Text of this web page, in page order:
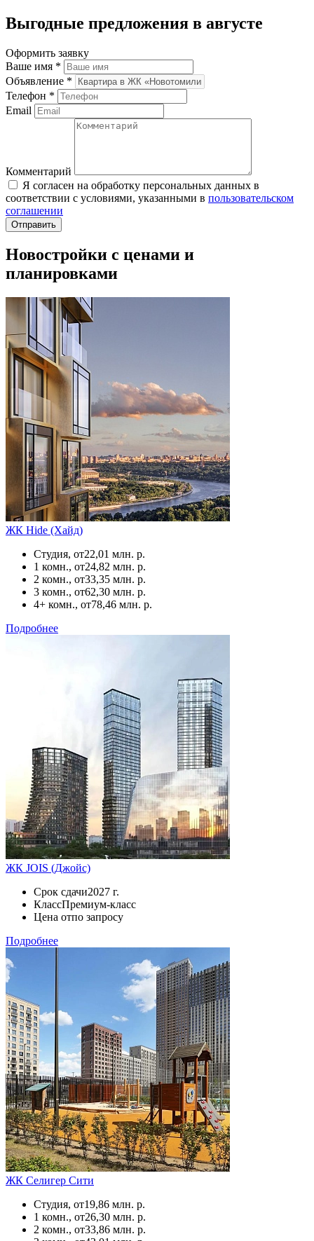
Выгодные предложения в августе
Оформить заявку
Ваше имя *
Объявление *
Телефон *
Email
Комментарий
Я согласен на обработку персональных данных в
соответствии с условиями, указанными в пользовательском
соглашении
Новостройки с ценами и
планировками
ЖК Hide (Хайд)
Студия, от22,01 млн. р.
1 комн., от24,82 млн. р.
2 комн., от33,35 млн. р.
3 комн., от62,30 млн. р.
4+ комн., от78,46 млн. р.
Подробнее
ЖК JOIS (Джойс)
Срок сдачи2027 г.
КлассПремиум-класс
Цена отпо запросу
Подробнее
ЖК Селигер Сити
Студия, от19,86 млн. р.
1 комн., от26,30 млн. р.
2 комн., от33,86 млн. р.